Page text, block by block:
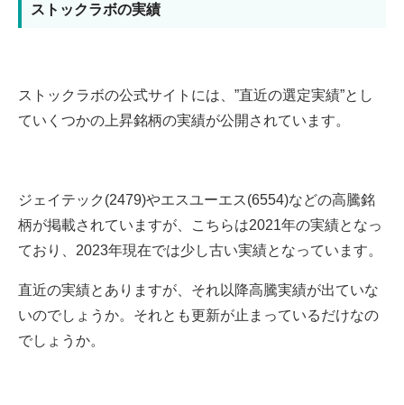
ストックラボの実績
ストックラボの公式サイトには、”直近の選定実績”とし
ていくつかの上昇銘柄の実績が公開されています。
ジェイテック(2479)やエスユーエス(6554)などの高騰銘
柄が掲載されていますが、こちらは2021年の実績となっ
ており、2023年現在では少し古い実績となっています。
直近の実績とありますが、それ以降高騰実績が出ていな
いのでしょうか。それとも更新が止まっているだけなの
でしょうか。